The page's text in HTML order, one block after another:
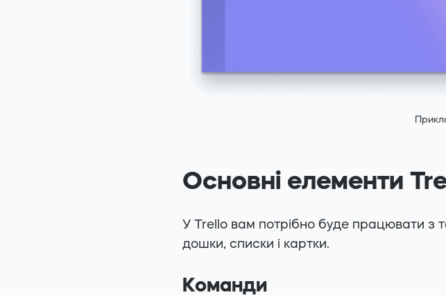
Основні елементи
У Trello вам потрібно буде працювати з
дошки, списки і картки.
Команди